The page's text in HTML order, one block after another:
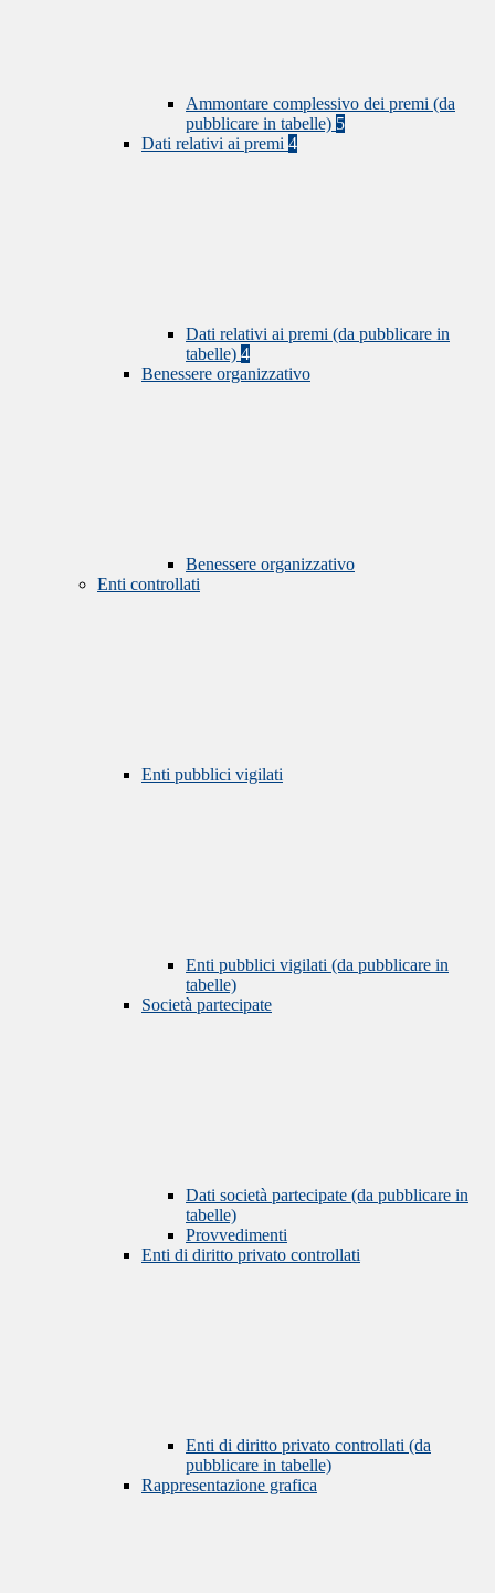
Ammontare complessivo dei premi (da
pubblicare in tabelle) 5
Dati relativi ai premi 4
Dati relativi ai premi (da pubblicare in
tabelle) 4
Benessere organizzativo
Benessere organizzativo
Enti controllati
Enti pubblici vigilati
Enti pubblici vigilati (da pubblicare in
tabelle)
Società partecipate
Dati società partecipate (da pubblicare in
tabelle)
Provvedimenti
Enti di diritto privato controllati
Enti di diritto privato controllati (da
pubblicare in tabelle)
Rappresentazione grafica